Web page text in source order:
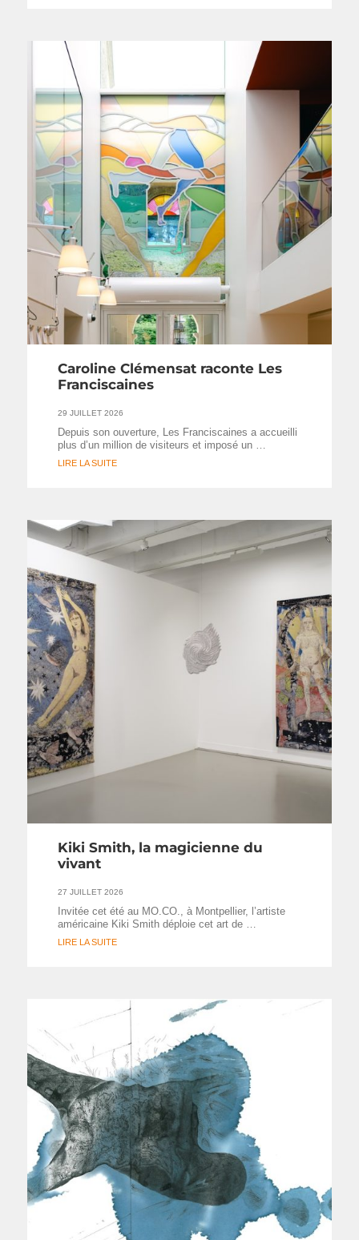
Caroline Clémensat raconte Les
Franciscaines
29 JUILLET 2026
Depuis son ouverture, Les Franciscaines a accueilli
plus d’un million de visiteurs et imposé un …
LIRE LA SUITE
Kiki Smith, la magicienne du
vivant
27 JUILLET 2026
Invitée cet été au MO.CO., à Montpellier, l’artiste
américaine Kiki Smith déploie cet art de …
LIRE LA SUITE